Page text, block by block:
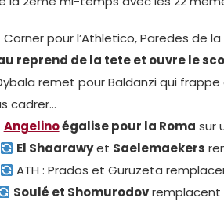
Corner pour l’Athletico, Paredes de
reprend de la tete et ouvre le
Dybala remet pour Baldanzi qui
cadrer…
Angelinoégalise pour la Roma sur
El Shaarawyet Saelemaekers
ATH : Prados et Guruzeta
Soulé et Shomurodovremplacent